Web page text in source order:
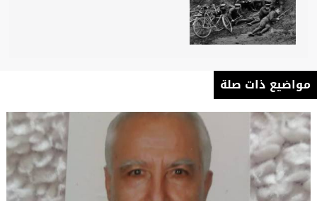
مواضيع ذات صلة